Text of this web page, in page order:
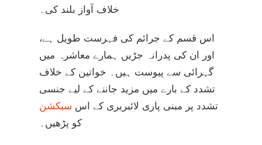
خلاف آواز بلند کی۔
اس قسم کے جرائم کی فہرست طویل ہے،
اور ان کی پدرانہ جڑیں ہمارے معاشرہ میں
گہرائی سے پیوست ہیں۔ خواتین کے خلاف
تشدد کے بارے میں مزید جاننے کے لیے جنسی
تشدد پر مبنی پاری لائبریری کے اس سیکشن
کو پڑھیں۔